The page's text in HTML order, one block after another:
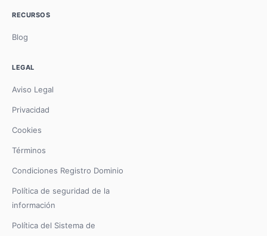
RECURSOS
Blog
LEGAL
Aviso Legal
Privacidad
Cookies
Términos
Condiciones Registro Dominio
Política de seguridad de la
información
Política del Sistema de